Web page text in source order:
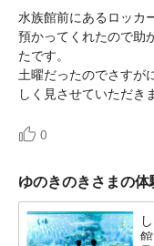
水族館前にあるロッカ
預かってくれたので助
たです。
土曜だったのでさすが
しく見させていただき
0
ゆのきのきさまの
館